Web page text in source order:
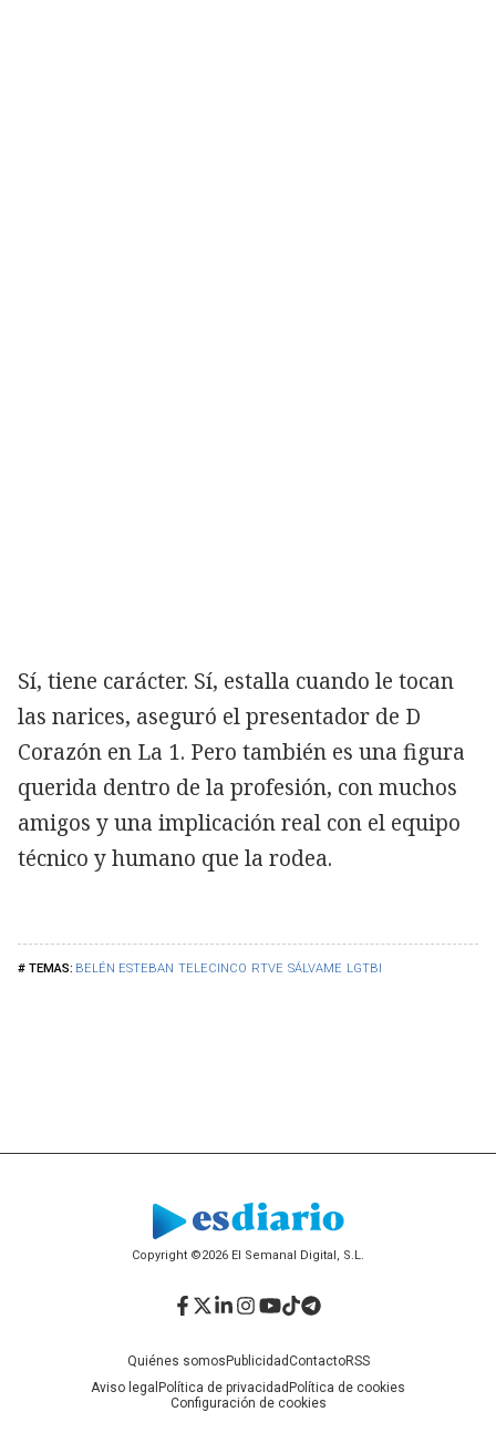
BELÉN ESTEBAN TELECINCO RTVE SÁLVAME LGTBI
Sí, tiene carácter. Sí, estalla cuando le tocan
las narices, aseguró el presentador de D
Corazón en La 1. Pero también es una figura
querida dentro de la profesión, con muchos
amigos y una implicación real con el equipo
técnico y humano que la rodea.
Copyright ©2026 El Semanal Digital, S.L.
Quiénes somos PublicidadContactoRSS
Aviso legal Política de privacidad Política de cookies
Configuración de cookies
Facebook
Twitter
LinkedIn
Instagram
YouTube
TikTok
Telegram